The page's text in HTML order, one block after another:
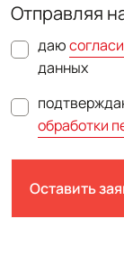
Отправляя
даю
данных
обработки
Оставить